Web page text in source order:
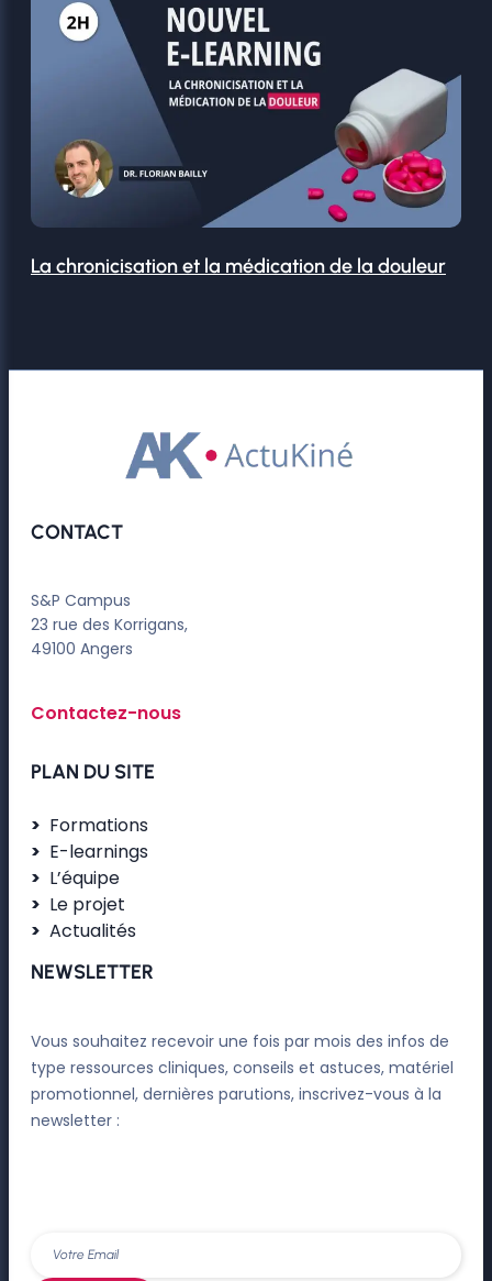
La chronicisation et la médication de la douleur
CONTACT
S&P Campus
23 rue des Korrigans,
49100 Angers
Contactez-nous
PLAN DU SITE
Formations
E-learnings
L’équipe
Le projet
Actualités
NEWSLETTER
Vous souhaitez recevoir une fois par mois des infos de
type ressources cliniques, conseils et astuces, matériel
promotionnel, dernières parutions, inscrivez-vous à la
newsletter :